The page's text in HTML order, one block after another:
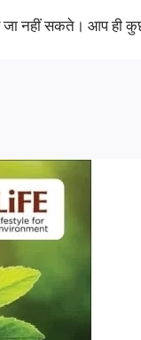
नहीं सकते। आप ही